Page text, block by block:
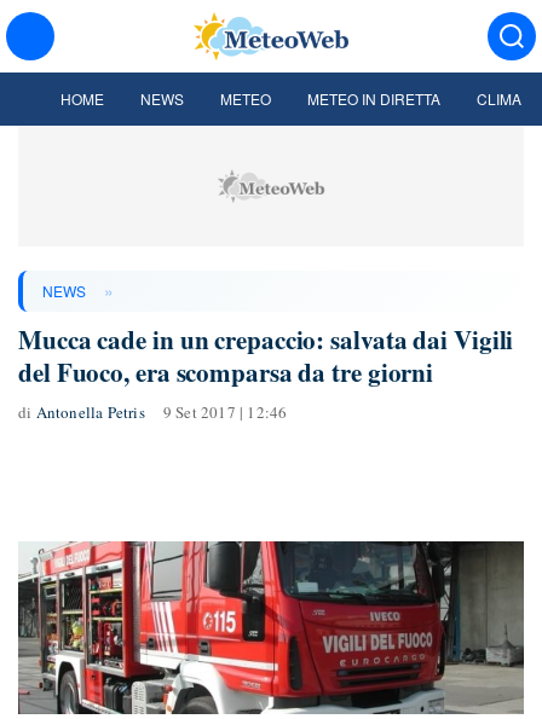
HOME NEWS METEO METEO IN DIRETTA CLIMA
NEWS »
Mucca cade in un crepaccio: salvata dai Vigili
del Fuoco, era scomparsa da tre giorni
di Antonella Petris 9 Set 2017 | 12:46